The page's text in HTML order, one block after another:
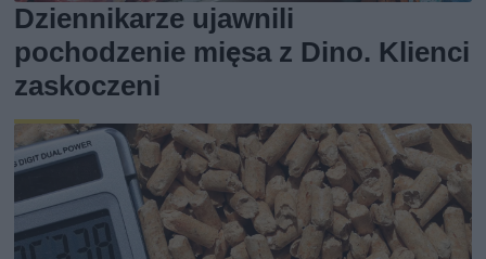
Dziennikarze ujawnili
pochodzenie mięsa z Dino. Klienci
zaskoczeni